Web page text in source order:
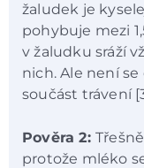
žaludek je
pohybuje mezi
v žaludku sráží
nich. Ale není
součást trávení
Pověra 2:
protože mléko